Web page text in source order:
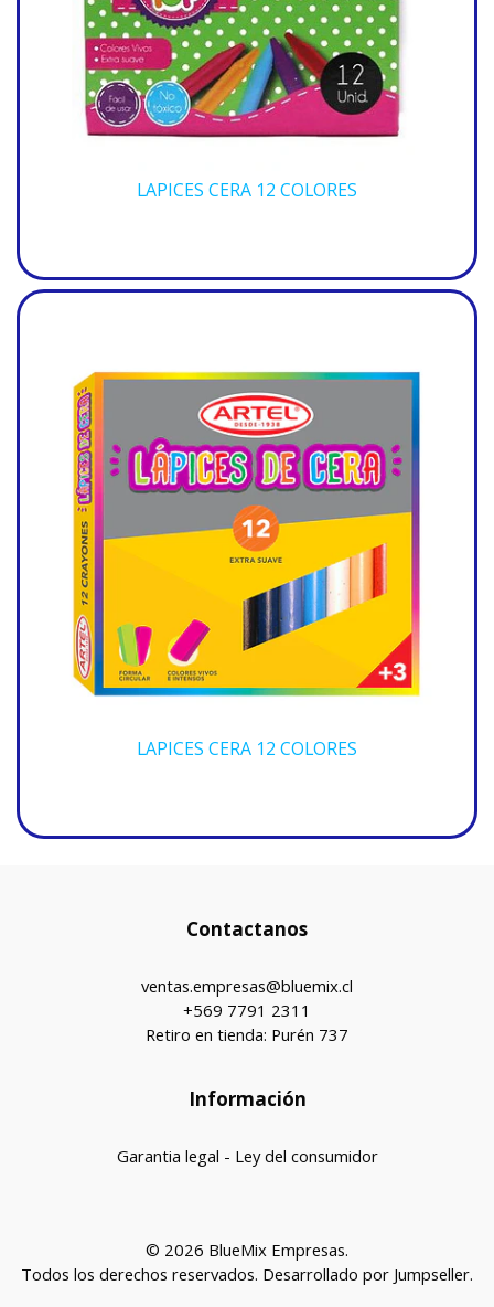
LAPICES CERA 12 COLORES
LAPICES CERA 12 COLORES
Contactanos
ventas.empresas@bluemix.cl
+569 7791 2311
Retiro en tienda: Purén 737
Información
Garantia legal - Ley del consumidor
© 2026 BlueMix Empresas.
Todos los derechos reservados. Desarrollado por Jumpseller.